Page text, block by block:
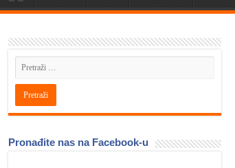
Pronađite nas na Facebook-u